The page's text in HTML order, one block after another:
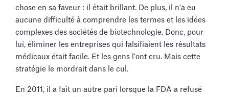
chose en sa faveur : il était brillant. De plus, il n'a eu
aucune difficulté à comprendre les termes et les idées
complexes des sociétés de biotechnologie. Donc, pour
lui, éliminer les entreprises qui falsifiaient les résultats
médicaux était facile. Et les gens l'ont cru. Mais cette
stratégie le mordrait dans le cul.
En 2011, il a fait un autre pari lorsque la FDA a refusé